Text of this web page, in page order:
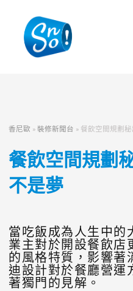
香尼歐 »裝修新聞台 » 餐飲空間規劃
餐飲空間規劃
不是夢
當吃飯成為人生中的
業主對於開設餐飲店
的風格特質，影響著
迪設計對於餐廳營運
著獨門的見解。